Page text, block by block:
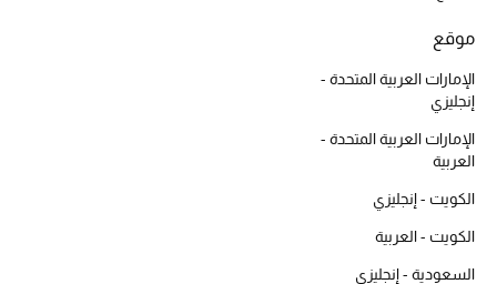
دليل ملتزمات الحقائب
حقائب رجالية
أبرز المصممين
موقع
الإمارات العربية المتحدة -
إنجليزي
الإمارات العربية المتحدة -
العربية
الكويت - إنجليزي
الكويت - العربية
السعودية - إنجليزي